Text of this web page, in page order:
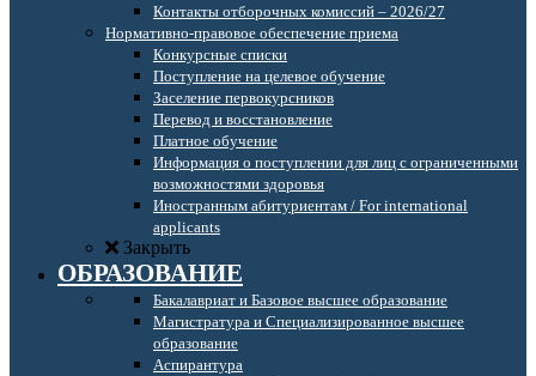
Контакты отборочных комиссий – 2026/27
Нормативно-правовое обеспечение приема
Конкурсные списки
Поступление на целевое обучение
Заселение первокурсников
Перевод и восстановление
Платное обучение
Информация о поступлении для лиц с ограниченными
возможностями здоровья
Иностранным абитуриентам / For international
applicants
Закрыть
ОБРАЗОВАНИЕ
Бакалавриат и Базовое высшее образование
Магистратура и Специализированное высшее
образование
Аспирантура